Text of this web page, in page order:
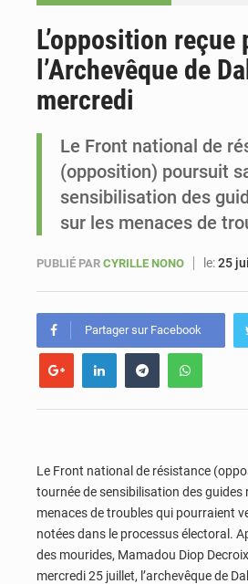
L’opposition reçue
l’Archevêque de
mercredi
Le Front national de
(opposition) poursuit
sensibilisation des
sur les menaces de
PUBLIÉ PAR CYRILLE NONO le:25
Partager sur Facebook
Le Front national de résistance
tournée de sensibilisation des guides
menaces de troubles qui pourraient
notées dans le processus électoral.
des mourides, Mamadou Diop
mercredi 25 juillet, l’archevêque de